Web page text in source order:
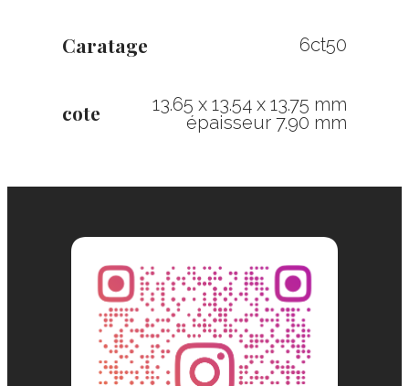
Caratage 6ct50
cote
13.65 x 13.54 x 13.75 mm
épaisseur 7.90 mm